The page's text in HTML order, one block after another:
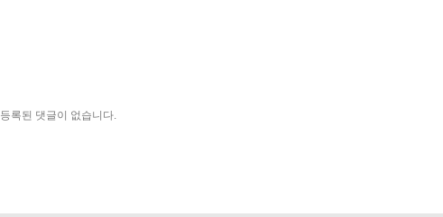
등록된 댓글이 없습니다.